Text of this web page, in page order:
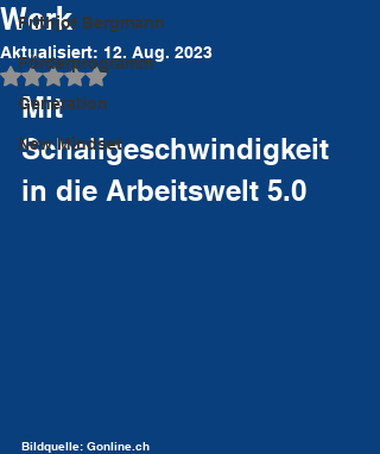
Frithjof Bergmann
Förderprogramm
Generation
New Mindset
Work
Aktualisiert: 12. Aug. 2023
Mit NaN von 5 Sternen bewertet.
Mit
Schallgeschwindigkeit
in die Arbeitswelt 5.0
Bildquelle: Gonline.ch